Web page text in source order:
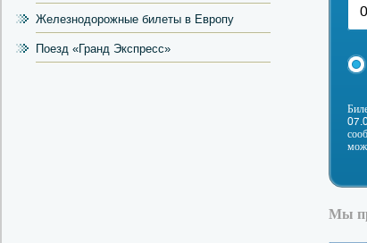
Железнодорожные билеты в Европу
Поезд «Гранд Экспресс»
Мы